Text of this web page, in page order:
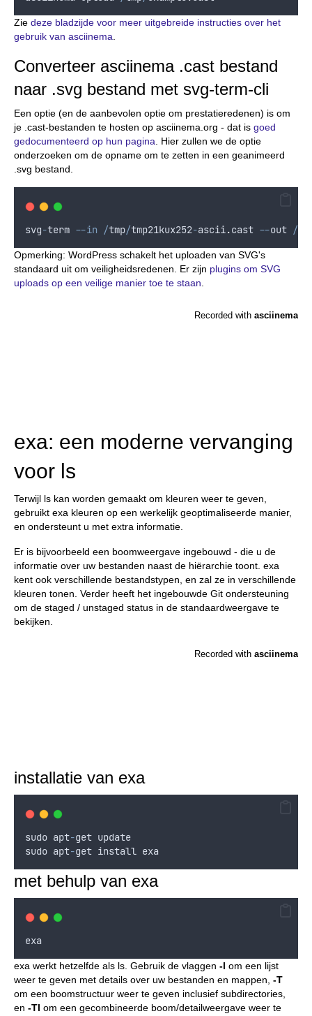
Zie deze bladzijde voor meer uitgebreide instructies over het
gebruik van asciinema.
Converteer asciinema .cast bestand
naar .svg bestand met svg-term-cli
Een optie (en de aanbevolen optie om prestatieredenen) is om
je .cast-bestanden te hosten op asciinema.org - dat is goed
gedocumenteerd op hun pagina. Hier zullen we de optie
onderzoeken om de opname om te zetten in een geanimeerd
.svg bestand.
svg-term --in /tmp/tmp21kux252-ascii.cast --out /
Opmerking: WordPress schakelt het uploaden van SVG's
standaard uit om veiligheidsredenen. Er zijn plugins om SVG
uploads op een veilige manier toe te staan.
exa: een moderne vervanging
voor ls
Terwijl ls kan worden gemaakt om kleuren weer te geven,
gebruikt exa kleuren op een werkelijk geoptimaliseerde manier,
en ondersteunt u met extra informatie.
Er is bijvoorbeeld een boomweergave ingebouwd - die u de
informatie over uw bestanden naast de hiërarchie toont. exa
kent ook verschillende bestandstypen, en zal ze in verschillende
kleuren tonen. Verder heeft het ingebouwde Git ondersteuning
om de staged / unstaged status in de standaardweergave te
bekijken.
installatie van exa
sudo apt-get update
sudo apt-get install exa
met behulp van exa
exa
exa werkt hetzelfde als ls. Gebruik de vlaggen -l om een lijst
weer te geven met details over uw bestanden en mappen, -T
om een boomstructuur weer te geven inclusief subdirectories,
en -Tl om een gecombineerde boom/detailweergave weer te